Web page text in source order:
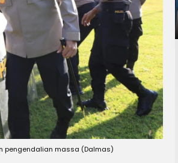
pengendalian massa (Dalmas)